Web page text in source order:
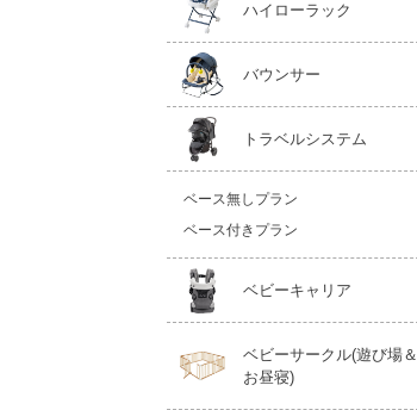
ハイローラック
バウンサー
トラベルシステム
ベース無しプラン
ベース付きプラン
ベビーキャリア
ベビーサークル(遊び場＆
お昼寝)